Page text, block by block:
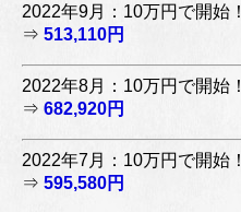
2022年9月：10万円で開始！
⇒ 513,110円
2022年8月：10万円で開始！
⇒ 682,920円
2022年7月：10万円で開始！
⇒ 595,580円